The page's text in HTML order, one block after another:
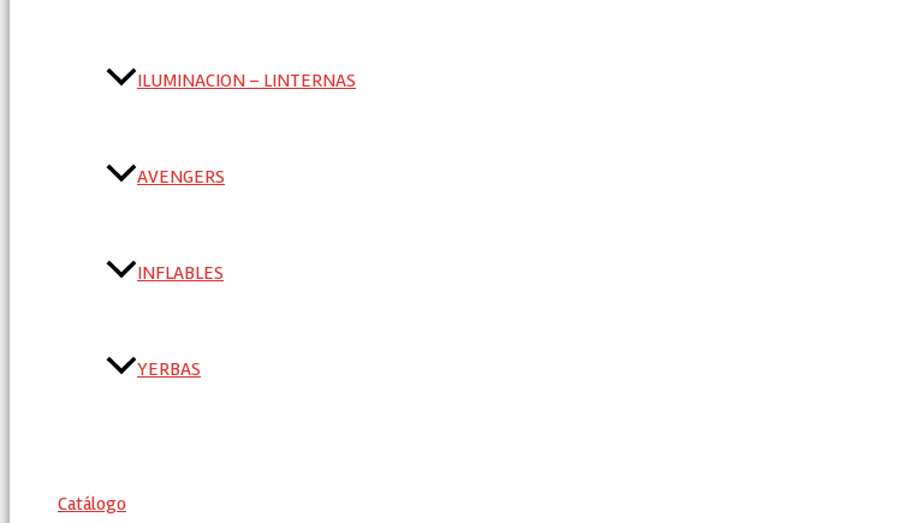
ILUMINACION – LINTERNAS
AVENGERS
INFLABLES
YERBAS
Catálogo